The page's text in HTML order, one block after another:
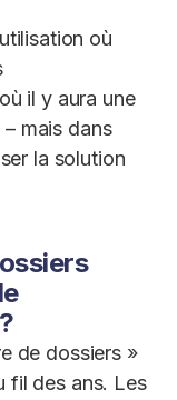
où
il y aura une
mais dans
la solution
de dossiers »
fil des ans. Les